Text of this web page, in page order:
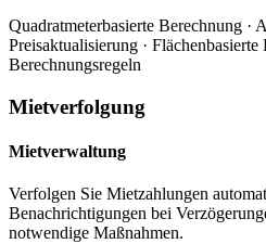
Quadratmeterbasierte Berechnung ·
Preisaktualisierung ·
Berechnungsregeln
Mietverfolgung
Mietverwaltung
Verfolgen Sie Mietzahlungen
Benachrichtigungen bei
notwendige Maßnahmen.